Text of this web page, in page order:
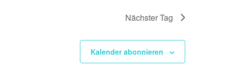
Nächster Tag
Kalender abonnieren